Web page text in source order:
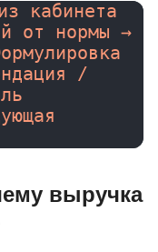
кабинета
от нормы →
/
выручка